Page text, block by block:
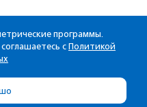
программы.
с Политикой